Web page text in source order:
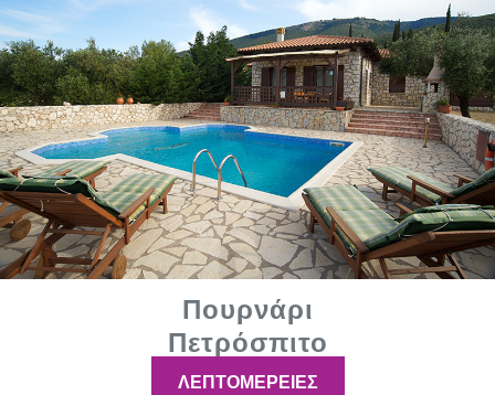
Πουρνάρι
Πετρόσπιτο
ΛΕΠΤΟΜΕΡΕΙΕΣ